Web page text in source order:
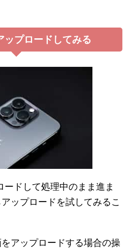
ップロードしてみる
ードして処理中のまま進ま
ップロードを試してみるこ
アップロードする場合の操